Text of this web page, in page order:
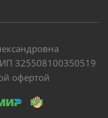
325508100350519
офертой